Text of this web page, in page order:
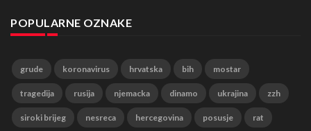
POPULARNE OZNAKE
grude koronavirus hrvatska bih mostar
tragedija rusija njemacka dinamo ukrajina zzh
siroki brijeg nesreca hercegovina posusje rat